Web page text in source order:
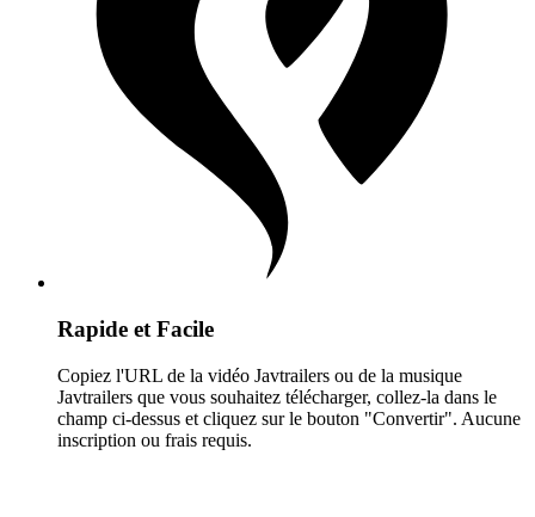
Rapide et Facile
Copiez l'URL de la vidéo Javtrailers ou de la musique
Javtrailers que vous souhaitez télécharger, collez-la dans le
champ ci-dessus et cliquez sur le bouton "Convertir". Aucune
inscription ou frais requis.